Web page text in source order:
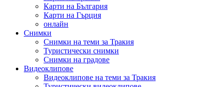
Карти на България
Карти на Гърция
онлайн
Снимки
Снимки на теми за Тракия
Туристически снимки
Снимки на градове
Видеоклипове
Видеоклипове на теми за Тракия